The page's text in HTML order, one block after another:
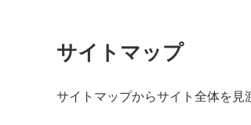
サイトマップ
サイトマップからサイト全体を見